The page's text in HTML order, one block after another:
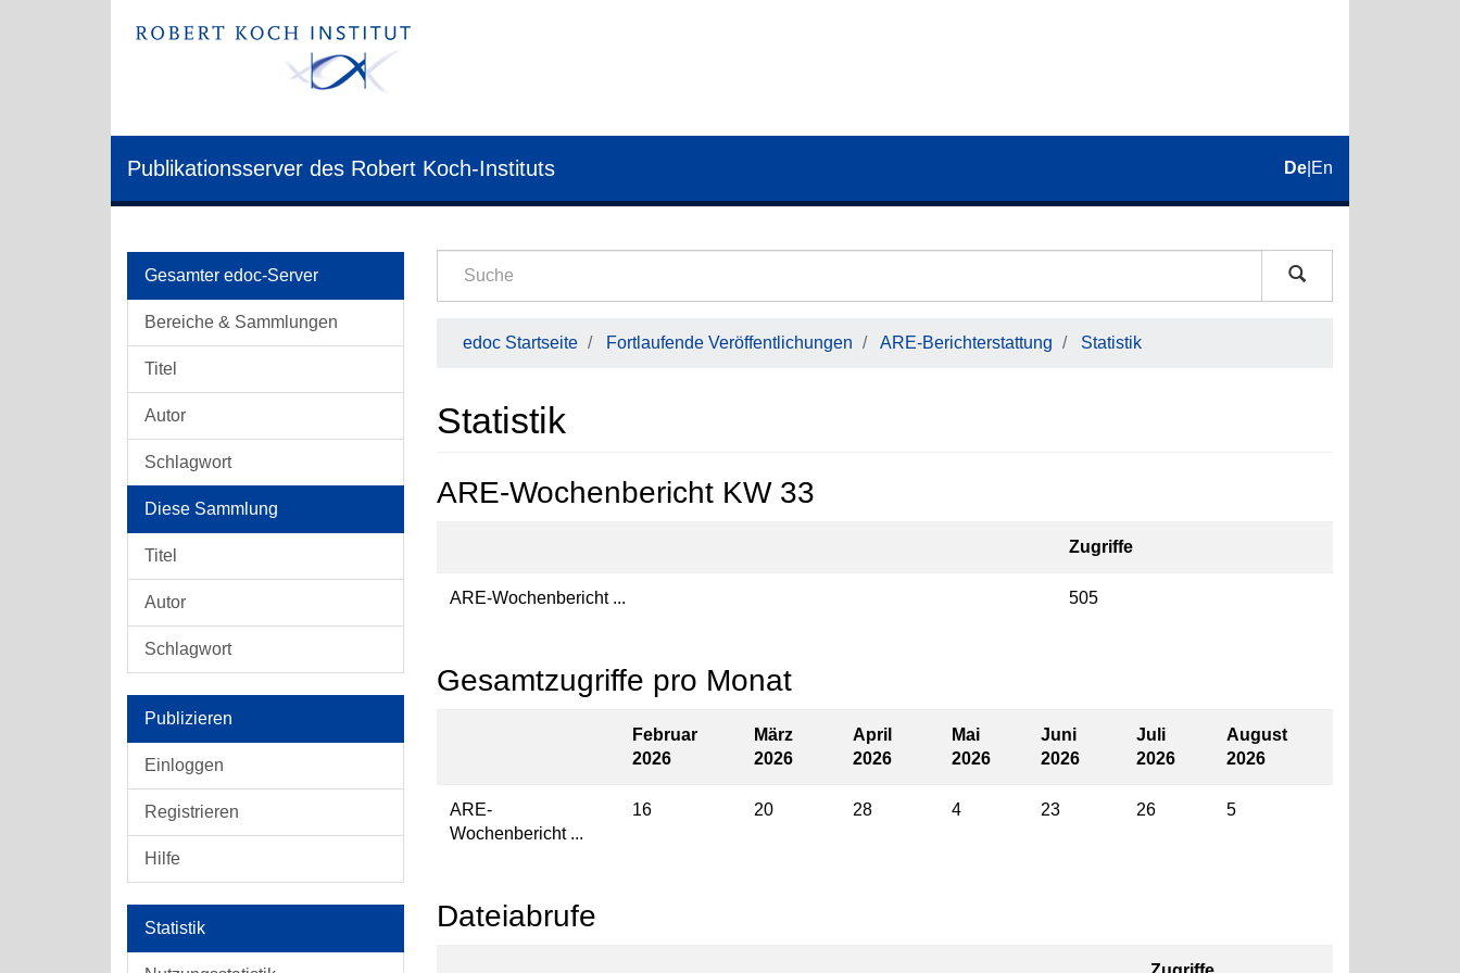
Publikationsserver des Robert Koch-Instituts De En
Gesamter edoc-Server
Bereiche & Sammlungen
Titel
Autor
Schlagwort
Diese Sammlung
Titel
Autor
Schlagwort
Publizieren
Einloggen
Registrieren
Hilfe
Statistik
edoc Startseite Fortlaufende Veröffentlichungen ARE-Berichterstattung Statistik
Statistik
ARE-Wochenbericht KW 33
Zugriffe
ARE-Wochenbericht ... 505
Gesamtzugriffe pro Monat
Februar
2026
März
2026
April
2026
Mai
2026
Juni
2026
Juli
2026
August
2026
ARE-
Wochenbericht ...
16 20 28 4 23 26 5
Dateiabrufe